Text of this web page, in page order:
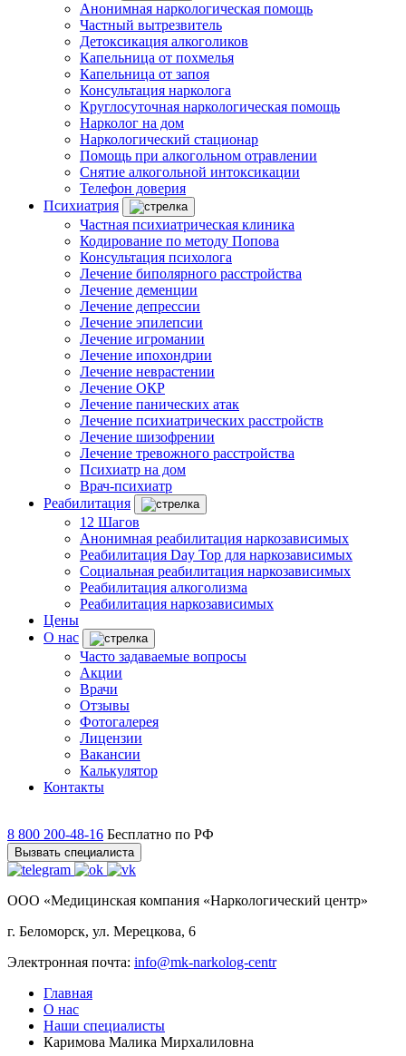
Анонимная наркологическая помощь
Частный вытрезвитель
Детоксикация алкоголиков
Капельница от похмелья
Капельница от запоя
Консультация нарколога
Круглосуточная наркологическая помощь
Нарколог на дом
Наркологический стационар
Помощь при алкогольном отравлении
Снятие алкогольной интоксикации
Телефон доверия
Психиатрия
Частная психиатрическая клиника
Кодирование по методу Попова
Консультация психолога
Лечение биполярного расстройства
Лечение деменции
Лечение депрессии
Лечение эпилепсии
Лечение игромании
Лечение ипохондрии
Лечение неврастении
Лечение ОКР
Лечение панических атак
Лечение психиатрических расстройств
Лечение шизофрении
Лечение тревожного расстройства
Психиатр на дом
Врач-психиатр
Реабилитация
12 Шагов
Анонимная реабилитация наркозависимых
Реабилитация Day Top для наркозависимых
Социальная реабилитация наркозависимых
Реабилитация алкоголизма
Реабилитация наркозависимых
Цены
О нас
Часто задаваемые вопросы
Акции
Врачи
Отзывы
Фотогалерея
Лицензии
Вакансии
Калькулятор
Контакты
8 800 200-48-16 Бесплатно по РФ
Вызвать специалиста
ООО «Медицинская компания «Наркологический центр»
г. Беломорск, ул. Мерецкова, 6
Электронная почта: info@mk-narkolog-centr
Главная
О нас
Наши специалисты
Каримова Малика Мирхалиловна